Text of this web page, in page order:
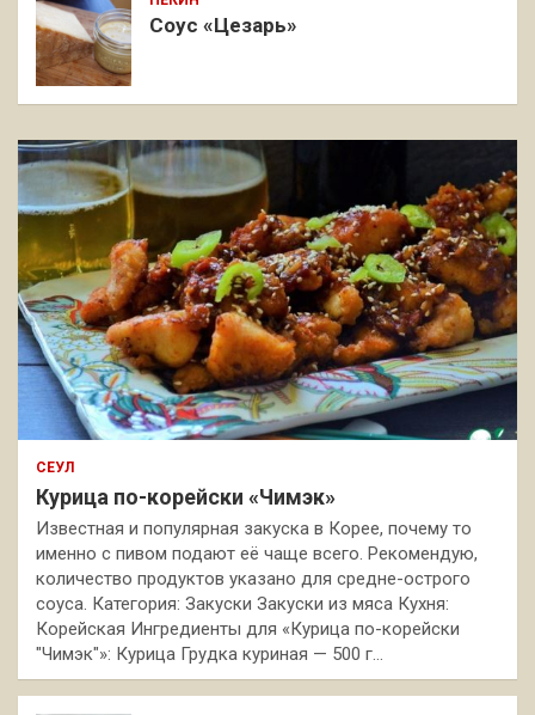
Соус «Цезарь»
СЕУЛ
Курица по-корейски «Чимэк»
Известная и популярная закуска в Корее, почему то
именно с пивом подают её чаще всего. Рекомендую,
количество продуктов указано для средне-острого
соуса. Категория: Закуски Закуски из мяса Кухня:
Корейская Ингредиенты для «Курица по-корейски
"Чимэк"»: Курица Грудка куриная — 500 г…